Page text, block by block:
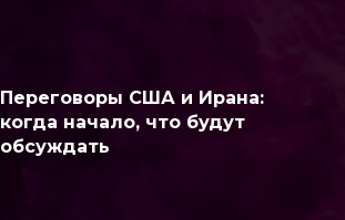
Переговоры США и Ирана:
когда начало, что будут
обсуждать